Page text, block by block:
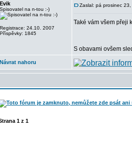
Evik
Spisovatel na n-tou :-)
Registrace: 24.10. 2007
Příspěvky: 1845
Zaslal: pá prosinec
Také vám všem přeji
S obavami ovšem
Návrat nahoru
1 z 1